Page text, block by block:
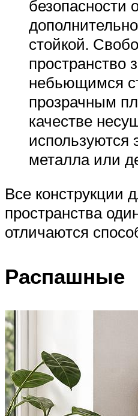
безопасности
стойкой.
пространство
небьющимся
прозрачным
качестве
используются
металла или
Все конструкции
пространства
отличаются
Распашные